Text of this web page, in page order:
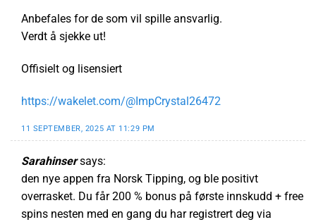
Anbefales for de som vil spille ansvarlig.
Verdt å sjekke ut!
Offisielt og lisensiert
https://wakelet.com/@ImpCrystal26472
11 SEPTEMBER, 2025 AT 11:29 PM
Sarahinser says:
den nye appen fra Norsk Tipping, og ble positivt
overrasket. Du får 200 % bonus på første innskudd + free
spins nesten med en gang du har registrert deg via